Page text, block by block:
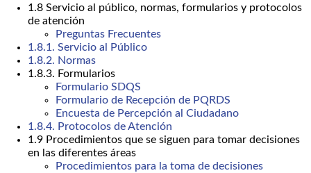
1.8 Servicio al público, normas, formularios y protocolos
de atención
Preguntas Frecuentes
1.8.1. Servicio al Público
1.8.2. Normas
1.8.3. Formularios
Formulario SDQS
Formulario de Recepción de PQRDS
Encuesta de Percepción al Ciudadano
1.8.4. Protocolos de Atención
1.9 Procedimientos que se siguen para tomar decisiones
en las diferentes áreas
Procedimientos para la toma de decisiones